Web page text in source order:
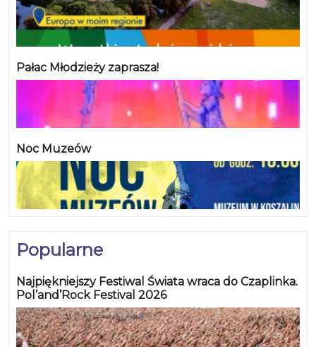
Pałac Młodzieży zaprasza!
Noc Muzeów
Popularne
Najpiękniejszy Festiwal Świata wraca do Czaplinka.
Pol’and’Rock Festival 2026